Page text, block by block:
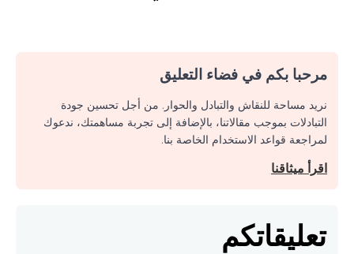
مرحبا بكم في فضاء التعليق
نريد مساحة للنقاش والتبادل والحوار. من أجل تحسين جودة
التبادلات بموجب مقالاتنا، بالإضافة إلى تجربة مساهمتك، ندعوك
لمراجعة قواعد الاستخدام الخاصة بنا.
اقرأ ميثاقنا
تعليقاتكم